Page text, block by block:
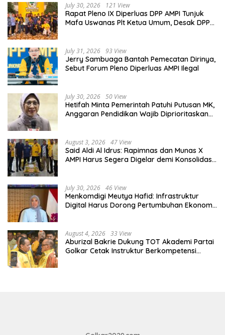
July 30, 2026 121 View
Rapat Pleno IX Diperluas DPP AMPI Tunjuk
Mafa Uswanas Plt Ketua Umum, Desak DPP
July 31, 2026 93 View
Jerry Sambuaga Bantah Pemecatan Dirinya,
Sebut Forum Pleno Diperluas AMPI Ilegal
July 30, 2026 50 View
Hetifah Minta Pemerintah Patuhi Putusan MK,
Anggaran Pendidikan Wajib Diprioritaskan
August 3, 2026 47 View
Said Aldi Al Idrus: Rapimnas dan Munas X
AMPI Harus Segera Digelar demi Konsolidasi
July 30, 2026 46 View
Menkomdigi Meutya Hafid: Infrastruktur
Digital Harus Dorong Pertumbuhan Ekonomi,
August 4, 2026 33 View
Aburizal Bakrie Dukung TOT Akademi Partai
Golkar Cetak Instruktur Berkompetensi